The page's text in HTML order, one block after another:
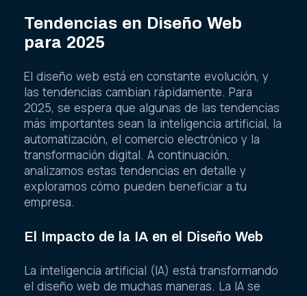
Tendencias en Diseño Web
para 2025
El diseño web está en constante evolución, y
las tendencias cambian rápidamente. Para
2025, se espera que algunas de las tendencias
más importantes sean la inteligencia artificial, la
automatización, el comercio electrónico y la
transformación digital. A continuación,
analizamos estas tendencias en detalle y
exploramos cómo pueden beneficiar a tu
empresa.
El Impacto de la IA en el Diseño Web
La inteligencia artificial (IA) está transformando
el diseño web de muchas maneras. La IA se